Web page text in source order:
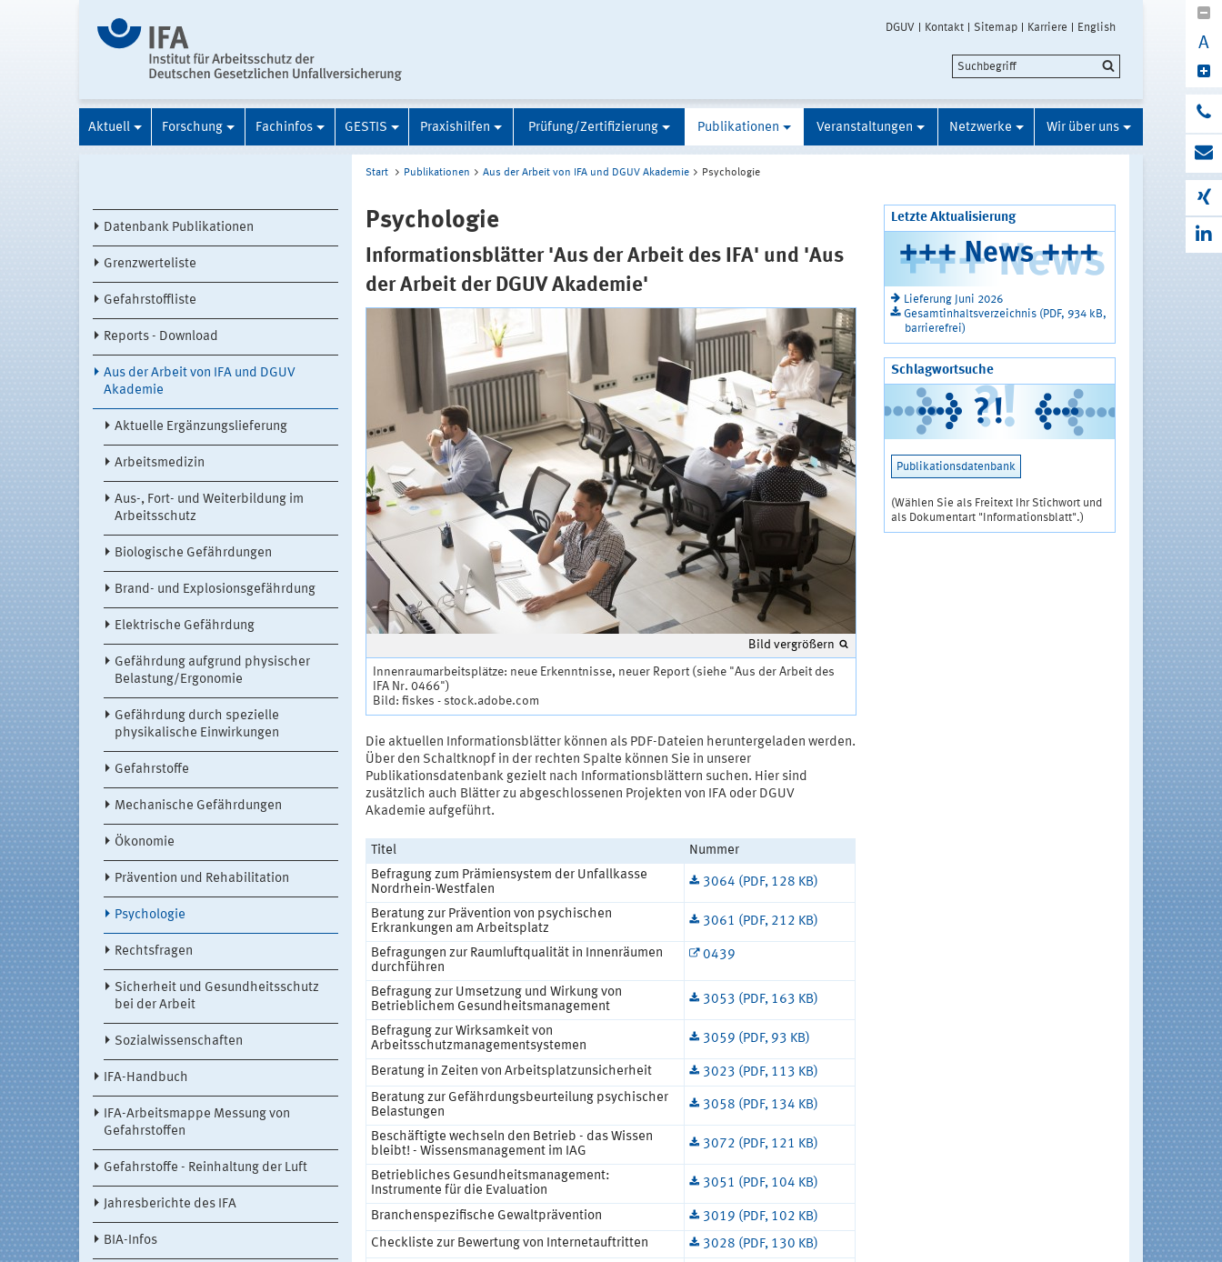
DGUV Kontakt Sitemap Karriere English
A
Aktuell Forschung Fachinfos GESTIS Praxishilfen Prüfung/Zertifizierung Publikationen Veranstaltungen Netzwerke Wir über uns
Datenbank Publikationen
Grenzwerteliste
Gefahrstoffliste
Reports - Download
Aus der Arbeit von IFA und DGUV
Akademie
Aktuelle Ergänzungslieferung
Arbeitsmedizin
Aus-, Fort- und Weiterbildung im
Arbeitsschutz
Biologische Gefährdungen
Brand- und Explosionsgefährdung
Elektrische Gefährdung
Gefährdung aufgrund physischer
Belastung/Ergonomie
Gefährdung durch spezielle
physikalische Einwirkungen
Gefahrstoffe
Mechanische Gefährdungen
Ökonomie
Prävention und Rehabilitation
Psychologie
Rechtsfragen
Sicherheit und Gesundheitsschutz
bei der Arbeit
Sozialwissenschaften
IFA-Handbuch
IFA-Arbeitsmappe Messung von
Gefahrstoffen
Gefahrstoffe - Reinhaltung der Luft
Jahresberichte des IFA
BIA-Infos
Start Publikationen Aus der Arbeit von IFA und DGUV Akademie Psychologie
Psychologie
Informationsblätter 'Aus der Arbeit des IFA' und 'Aus
der Arbeit der DGUV Akademie'
Bild vergrößern
Innenraumarbeitsplätze: neue Erkenntnisse, neuer Report (siehe "Aus der Arbeit des
IFA Nr. 0466")
Bild: fiskes - stock.adobe.com
Die aktuellen Informationsblätter können als PDF-Dateien heruntergeladen werden.
Über den Schaltknopf in der rechten Spalte können Sie in unserer
Publikationsdatenbank gezielt nach Informationsblättern suchen. Hier sind
zusätzlich auch Blätter zu abgeschlossenen Projekten von IFA oder DGUV
Akademie aufgeführt.
Titel
Nummer
Befragung zum Prämiensystem der Unfallkasse
Nordrhein-Westfalen
3064 (PDF, 128 KB)
Beratung zur Prävention von psychischen
Erkrankungen am Arbeitsplatz
3061 (PDF, 212 KB)
Befragungen zur Raumluftqualität in Innenräumen
durchführen
0439
Befragung zur Umsetzung und Wirkung von
Betrieblichem Gesundheitsmanagement
3053 (PDF, 163 KB)
Befragung zur Wirksamkeit von
Arbeitsschutzmanagementsystemen
3059 (PDF, 93 KB)
Beratung in Zeiten von Arbeitsplatzunsicherheit
3023 (PDF, 113 KB)
Beratung zur Gefährdungsbeurteilung psychischer
Belastungen
3058 (PDF, 134 KB)
Beschäftigte wechseln den Betrieb - das Wissen
bleibt! - Wissensmanagement im IAG
3072 (PDF, 121 KB)
Betriebliches Gesundheitsmanagement:
Instrumente für die Evaluation
3051 (PDF, 104 KB)
Branchenspezifische Gewaltprävention
3019 (PDF, 102 KB)
Checkliste zur Bewertung von Internetauftritten
3028 (PDF, 130 KB)
Letzte Aktualisierung
Lieferung Juni 2026
Gesamtinhaltsverzeichnis (PDF, 934 kB,
barrierefrei)
Schlagwortsuche
Publikationsdatenbank
(Wählen Sie als Freitext Ihr Stichwort und
als Dokumentart "Informationsblatt".)